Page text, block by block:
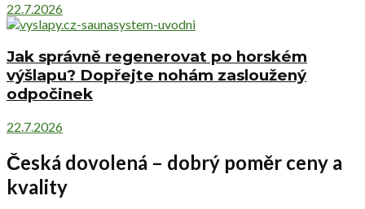
22.7.2026
Jak správně regenerovat po horském
výšlapu? Dopřejte nohám zasloužený
odpočinek
22.7.2026
Česká dovolená – dobrý poměr ceny a
kvality